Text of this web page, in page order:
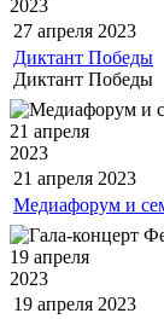
2023
27 апреля 2023
Диктант Победы
Диктант Победы
21 апреля
2023
21 апреля 2023
Медиафорум и
19 апреля
2023
19 апреля 2023